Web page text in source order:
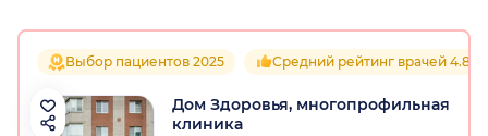
Выбор пациентов 2025 Средний рейтинг врачей 4.8
Дом Здоровья, многопрофильная
клиника